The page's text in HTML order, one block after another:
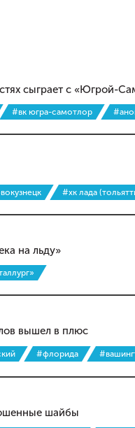
сыграет с «Югрой-
#вк югра-самотлор
#хк лада
на льду»
вышел в плюс
#флорида
шайбы